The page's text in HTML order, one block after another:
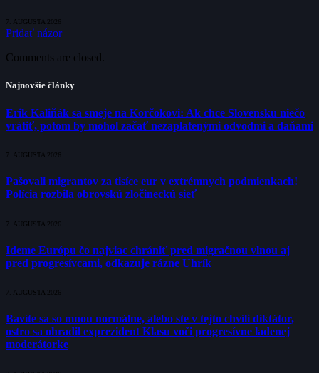
7. AUGUSTA 2026
Pridať názor
Comments are closed.
Najnovšie články
Erik Kaliňák sa smeje na Korčokovi: Ak chce Slovensku niečo
vrátiť, potom by mohol začať nezaplatenými odvodmi a daňami
7. AUGUSTA 2026
Pašovali migrantov za tisíce eur v extrémnych podmienkach!
Polícia rozbila obrovskú zločineckú sieť
7. AUGUSTA 2026
Ideme Európu čo najviac chrániť pred migračnou vlnou aj
pred progresívcami, odkazuje rázne Uhrík
7. AUGUSTA 2026
Bavíte sa so mnou normálne, alebo ste v tejto chvíli diktátor,
ostro sa ohradil exprezident Klasu voči progresívne ladenej
moderátorke